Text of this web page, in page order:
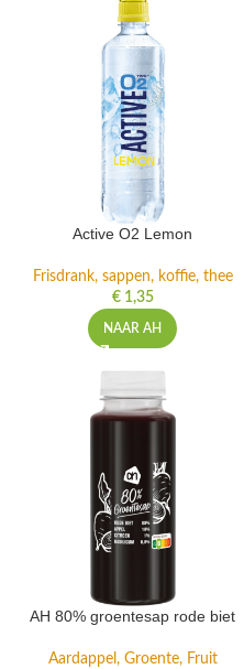
Active O2 Lemon
Frisdrank, sappen, koffie, thee
€1,35
NAAR AH
AH 80% groentesap rode biet
Aardappel, Groente, Fruit